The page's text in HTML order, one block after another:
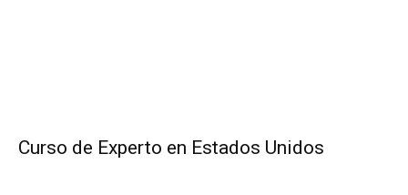
Curso de Experto en Estados Unidos